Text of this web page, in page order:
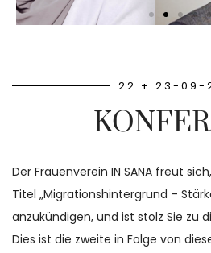
Dr. Amra
Hodžić
Frauen)
22 + 23-09-
Der Frauenverein IN SANA freut
Titel „Migrationshintergrund –
anzukündigen, und ist stolz Sie zu
Dies ist die zweite in Folge von